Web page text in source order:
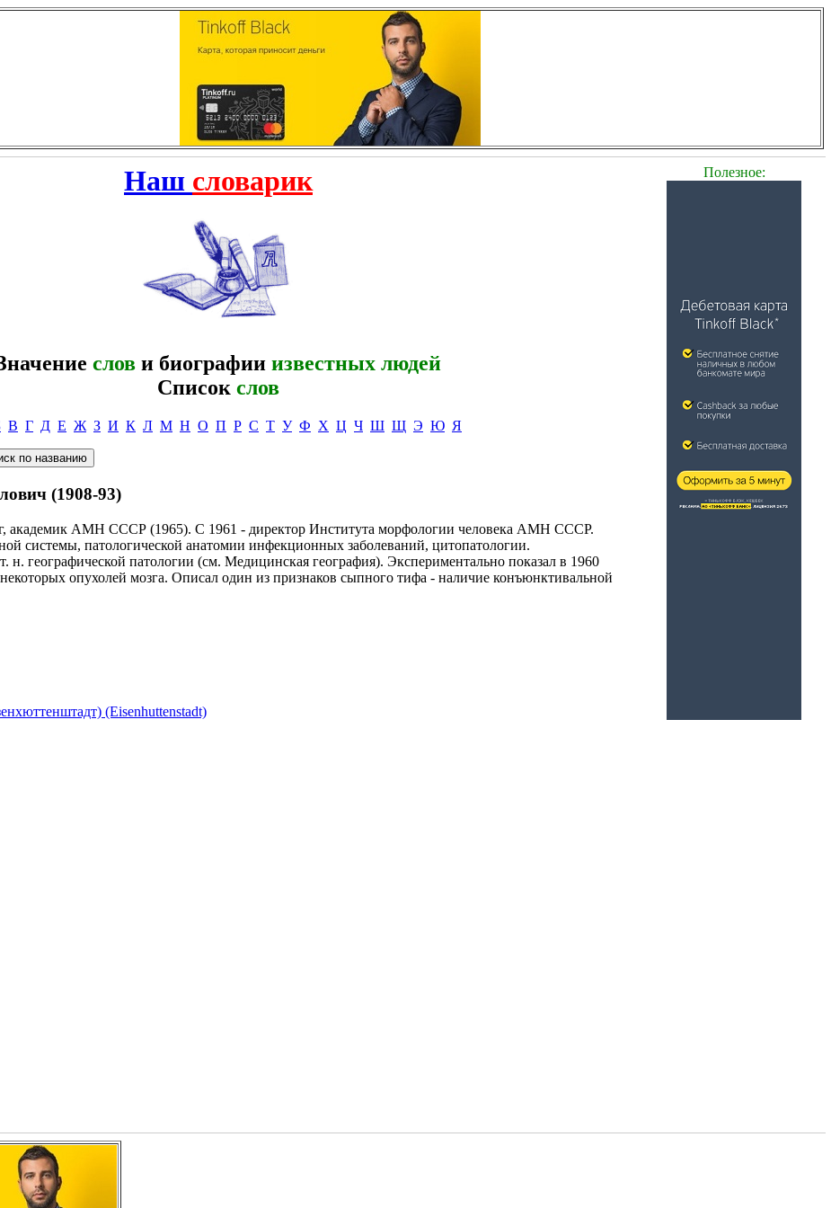
Наш словарик
слов и биографии известных людей
Список слов
В Г Д Е Ж З И К Л М Н О П Р С Т У Ф Х Ц Ч Ш Щ Э Ю Я
(1908-93)
академик АМН СССР (1965). С 1961 - директор Института морфологии человека АМН СССР.
системы, патологической анатомии инфекционных заболеваний, цитопатологии.
географической патологии (см. Медицинская география). Экспериментально показал в 1960
опухолей мозга. Описал один из признаков сыпного тифа - наличие конъюнктивальной
(Eisenhuttenstadt)
Полезное: